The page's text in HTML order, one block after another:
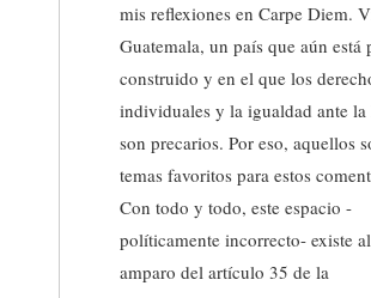
mis reflexiones en Carpe Diem.
Guatemala, un país que aún está
construido y en el que los
individuales y la igualdad ante la
son precarios. Por eso, aquellos
temas favoritos para estos
Con todo y todo, este espacio -
políticamente incorrecto- existe al
amparo del artículo 35 de la